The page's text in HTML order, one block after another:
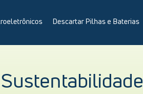
Descartar Pilhas e Baterias
Sustentabilidade